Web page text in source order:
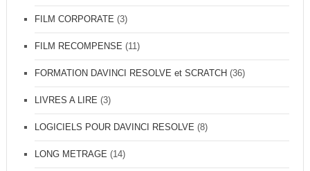
FILM CORPORATE (3)
FILM RECOMPENSE (11)
FORMATION DAVINCI RESOLVE et SCRATCH (36)
LIVRES A LIRE (3)
LOGICIELS POUR DAVINCI RESOLVE (8)
LONG METRAGE (14)